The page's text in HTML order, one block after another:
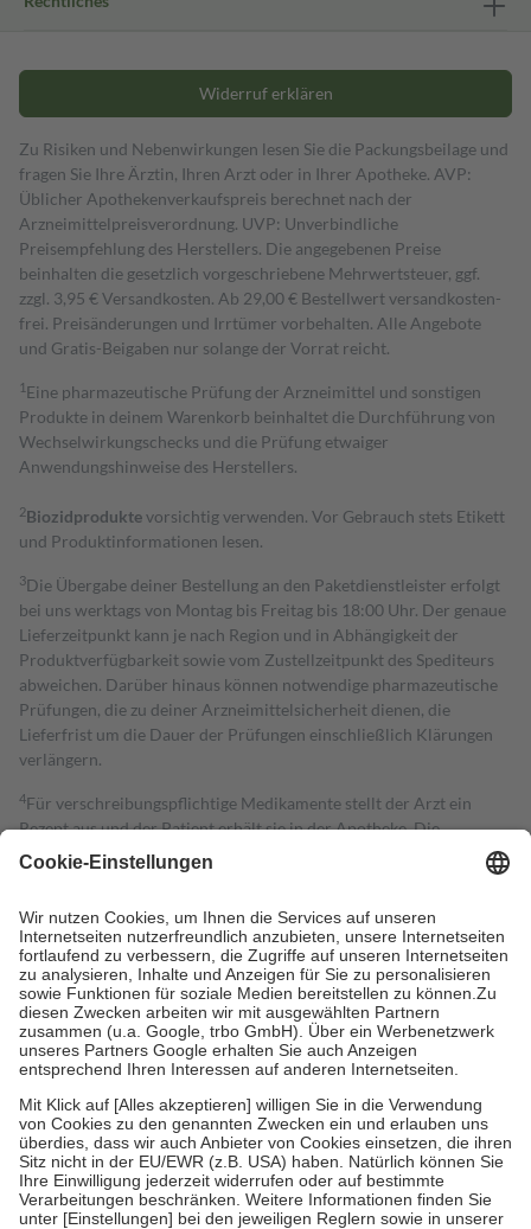
Widerruf erklären
Zu Risiken und Nebenwirkungen lesen Sie die Packungsbeilage und
fragen Sie Ihre Ärztin, Ihren Arzt oder in Ihrer Apotheke. AVP:
Üblicher Apothekenverkaufspreis berechnet nach der
Arzneimittelpreisverordnung. UVP: Unverbindliche
Preisempfehlung des Herstellers. Die angegebenen Preise
beinhalten die gesetzlich vorgeschriebene Mehrwertsteuer, ggf.
zzgl. 3,95 € Versandkosten. Ab 29,00 € Bestell­wert versand­kosten­
frei. Preisänderungen und Irrtümer vorbehalten. Alle Angebote
und Gratis-Beigaben nur solange der Vorrat reicht.
1 Eine pharmazeutische Prüfung der Arzneimittel und sonstigen
Produkte in deinem Warenkorb beinhaltet die Durchführung von
Wechselwirkungschecks und die Prüfung etwaiger
Anwendungshinweise des Herstellers.
2Biozidproduktevorsichtig verwenden. Vor Gebrauch stets Etikett
und Produktinformationen lesen.
3Die Übergabe deiner Bestellung an den Paketdienstleister erfolgt
bei uns werktags von Montag bis Freitag bis 18:00 Uhr. Der genaue
Lieferzeitpunkt kann je nach Region und in Abhängigkeit der
Produktverfügbarkeit sowie vom Zustellzeitpunkt des Spediteurs
abweichen. Darüber hinaus können notwendige pharmazeutische
Prüfungen, die zu deiner Arzneimittelsicherheit dienen, die
Lieferfrist um die Dauer der Prüfungen einschließlich Klärungen
verlängern.
4Für verschreibungspflichtige Medikamente stellt der Arzt ein
Rezept aus und der Patient erhält sie in der Apotheke. Die
gesetzliche Krankenversicherung übernimmt in der Regel die
Kosten dafür, der Versicherte trägt einen Teil davon als Zuzahlung
Grundsätzlich leisten Mitglieder Zuzahlungen in Höhe von zehn
Prozent des Abgabepreises,mindestens jedochfünf Euround
höchstens zehn Euro.Es sind jedoch nie mehr als die tatsächlichen
Kosten der Leistung zu entrichten.
Diese Regeln gelten grundsätzlich auch für Online-Apotheken.
Bei Heilmitteln und häuslicher Krankenpflege beträgt die
Zuzahlung zehn Prozent der Kosten sowie zehn Euro je
Verordnung.
Um das Engagement der Versicherten für ihre eigene Gesundheit zu
stärken und die besondere Stellung der Familie zu unterstützen,
fallenkeine Zuzahlungenan bei:
• Kindern und Jugendlichen bis zum vollendeten 18. Lebensjahr